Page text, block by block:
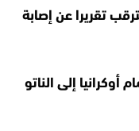
تقريرا عن إصابة
أوكرانيا إلى الناتو